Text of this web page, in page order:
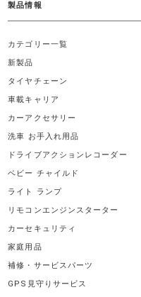
製品情報
カテゴリー一覧
新製品
タイヤチェーン
車載キャリア
カーアクセサリー
洗車 お手入れ用品
ドライブアクションレコーダー
ベビー チャイルド
ライト ランプ
リモコンエンジンスターター
カーセキュリティ
家庭用品
補修・サービスパーツ
GPS見守りサービス